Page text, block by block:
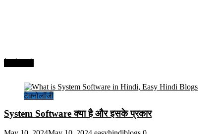
टेक्नोलॉजी
System Software क्या है और इसके प्रकार